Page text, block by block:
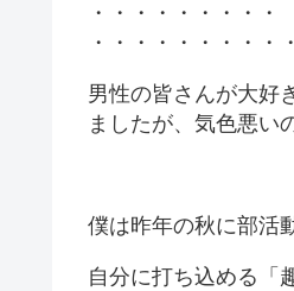
・・・・・・・・・
・・・・・・・・・
男性の皆さんが大好
ましたが、気色悪い
僕は昨年の秋に部活
自分に打ち込める「